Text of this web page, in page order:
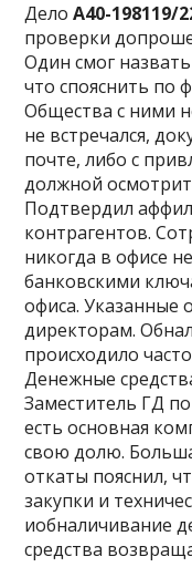
ДелоА40-198119/
проверки
Один смог
что спояснить по
Общества с ними
не встречался,
почте, либо с
должной
Подтвердил
контрагентов.
никогда в офисе
банковскими
офиса. Указанные
директорам.
происходило
Денежные
Заместитель ГД
есть основная
свою долю.
откаты пояснил,
закупки и
иобналичивание
средства